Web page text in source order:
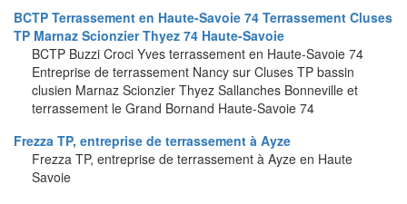
BCTP Terrassement en Haute-Savoie 74 Terrassement Cluses
TP Marnaz Scionzier Thyez 74 Haute-Savoie
BCTP Buzzi Croci Yves terrassement en Haute-Savoie 74
Entreprise de terrassement Nancy sur Cluses TP bassin
clusien Marnaz Scionzier Thyez Sallanches Bonneville et
terrassement le Grand Bornand Haute-Savoie 74
Frezza TP, entreprise de terrassement à Ayze
Frezza TP, entreprise de terrassement à Ayze en Haute
Savoie